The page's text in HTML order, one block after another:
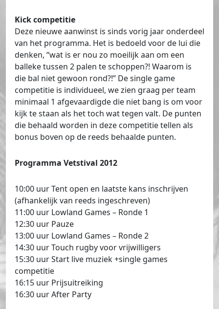
Kick competitie
Deze nieuwe aanwinst is sinds vorig jaar onderdeel
van het programma. Het is bedoeld voor de lui die
denken, “wat is er nou zo moeilijk aan om een
balleke tussen 2 palen te schoppen?! Waarom is
die bal niet gewoon rond?!” De single game
competitie is individueel, we zien graag per team
minimaal 1 afgevaardigde die niet bang is om voor
kijk te staan als het toch wat tegen valt. De punten
die behaald worden in deze competitie tellen als
bonus boven op de reeds behaalde punten.
Programma Vetstival 2012
10:00 uur Tent open en laatste kans inschrijven
(afhankelijk van reeds ingeschreven)
11:00 uur Lowland Games – Ronde 1
12:30 uur Pauze
13:00 uur Lowland Games – Ronde 2
14:30 uur Touch rugby voor vrijwilligers
15:30 uur Start live muziek +single games
competitie
16:15 uur Prijsuitreiking
16:30 uur After Party